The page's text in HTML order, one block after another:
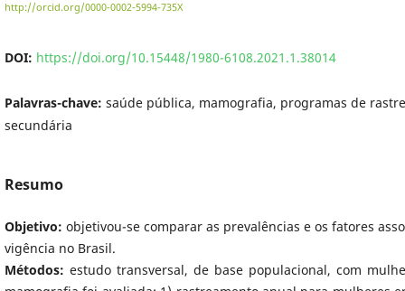
http://orcid.org/0000-0002-5994-735X
DOI: https://doi.org/10.15448/1980-6108.2021.1.38014
Palavras-chave: saúde pública, mamografia, programas de
secundária
Resumo
Objetivo: objetivou-se comparar as prevalências e os fatores
vigência no Brasil.
Métodos: estudo transversal, de base populacional, com